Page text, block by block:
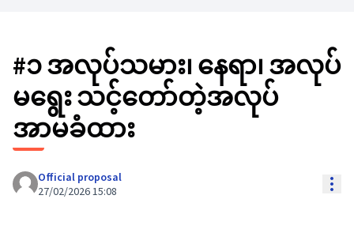
#၁ အလုပ်သမား၊ နေရာ၊ အလုပ်
မရွေး သင့်တော်တဲ့အလုပ်
အာမခံထား
Official proposal
27/02/2026 15:08